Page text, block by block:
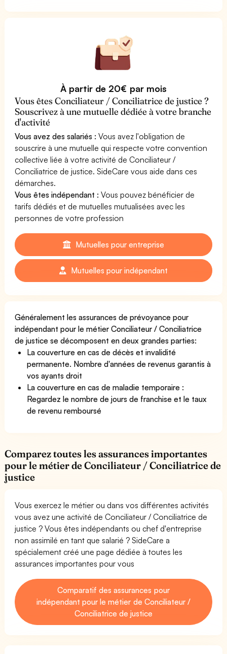
À partir de 20€ par mois
Vous êtes Conciliateur / Conciliatrice de justice ?
Souscrivez à une mutuelle dédiée à votre branche
d'activité
Vous avez des salariés : Vous avez l'obligation de
souscrire à une mutuelle qui respecte votre convention
collective liée à votre activité de Conciliateur /
Conciliatrice de justice. SideCare vous aide dans ces
démarches.
Vous êtes indépendant : Vous pouvez bénéficier de
tarifs dédiés et de mutuelles mutualisées avec les
personnes de votre profession
Mutuelles pour entreprise
Mutuelles pour indépendant
Généralement les assurances de prévoyance pour
indépendant pour le métier Conciliateur / Conciliatrice
de justice se décomposent en deux grandes parties:
La couverture en cas de décès et invalidité
permanente. Nombre d'années de revenus garantis à
vos ayants droit
La couverture en cas de maladie temporaire :
Regardez le nombre de jours de franchise et le taux
de revenu remboursé
Comparez toutes les assurances importantes
pour le métier de Conciliateur / Conciliatrice de
justice
Vous exercez le métier ou dans vos différentes activités
vous avez une activité de Conciliateur / Conciliatrice de
justice ? Vous êtes indépendants ou chef d'entreprise
non assimilé en tant que salarié ? SideCare a
spécialement créé une page dédiée à toutes les
assurances importantes pour vous
Comparatif des assurances pour
indépendant pour le métier de Conciliateur /
Conciliatrice de justice